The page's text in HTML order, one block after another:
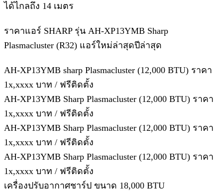
ได้ไกลถึง 14 เมตร
ราคาแอร์ SHARP รุ่น AH-XP13YMB Sharp
Plasmacluster (R32) แอร์ใหม่ล่าสุดปีล่าสุด
AH-XP13YMB sharp Plasmacluster (12,000 BTU) ราคา
1x,xxxx บาท / ฟรีติดตั้ง
AH-XP13YMB Sharp Plasmacluster (12,000 BTU) ราคา
1x,xxxx บาท / ฟรีติดตั้ง
AH-XP13YMB Sharp Plasmacluster (12,000 BTU) ราคา
1x,xxxx บาท / ฟรีติดตั้ง
AH-XP13YMB Sharp Plasmacluster (12,000 BTU) ราคา
1x,xxxx บาท / ฟรีติดตั้ง
เครื่องปรับอากาศชาร์ป ขนาด 18,000 BTU